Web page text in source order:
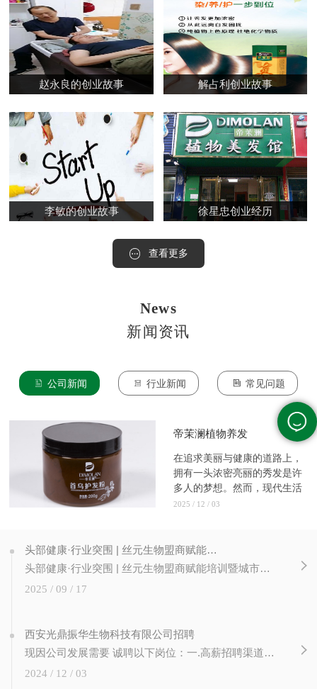
赵永良的创业故事 解占利创业故事
李敏的创业故事 徐星忠创业经历
查看更多
News
新闻资讯
公司新闻 行业新闻 常见问题
帝茉澜植物养发
在追求美丽与健康的道路上，
拥有一头浓密亮丽的秀发是许
多人的梦想。然而，现代生活
的压...
2025 / 12 / 03
头部健康·行业突围 | 丝元生物盟商赋能培训暨城市合伙人计划圆满成功！
头部健康·行业突围 | 丝元生物盟商赋能培训暨城市合伙人计划圆满成功！ 赋能新篇章，合伙创未来 近日，丝元生物成功举办 【头部健康 行业突围】 盟商赋能培训暨城市合伙人计划启动仪式。本次大会旨在通过专业培训、政策发布与深度交流， 提升加盟商经营能力，并正式启动城市合伙人计划，为公司渠道扩张与...
2025 / 09 / 17
西安光鼎振华生物科技有限公司招聘
现因公司发展需要 诚聘以下岗位：一.高薪招聘渠道经理3人（10K -15K）岗位职责：1. 负责公司营销推广渠道（美业门店、类美业门店、非美业资源等）的发展、推广、维护及管理；2. 市场开发：根据销售计划，制订市场开发的计划，拜访挖掘、推广渠道、完成公司任务；3. 客户维护：负责所辖客户的日常维护，收集客户意见。 二....
2024 / 12 / 03